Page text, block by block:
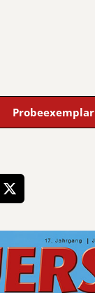
Probeexemplar